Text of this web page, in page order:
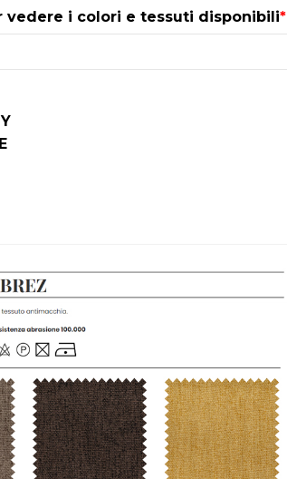
vedere i colori e tessuti disponibili*